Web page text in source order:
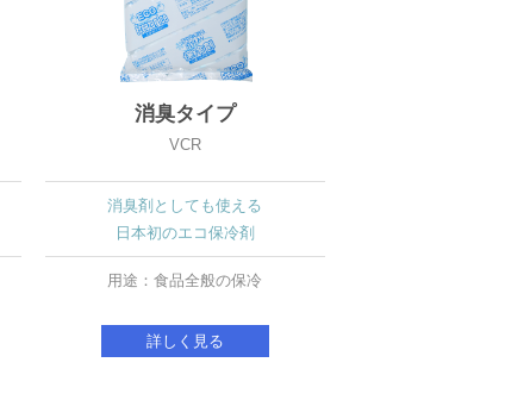
消臭タイプ
VCR
消臭剤としても使える
日本初のエコ保冷剤
用途：食品全般の保冷
詳しく見る